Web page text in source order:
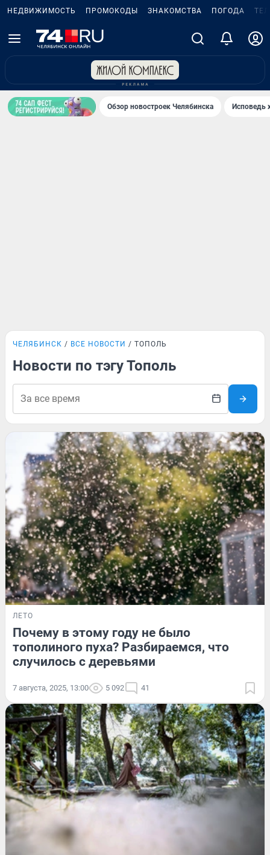
НЕДВИЖИМОСТЬ ПРОМОКОДЫ ЗНАКОМСТВА ПОГОДА
Обзор новостроек Челябинска Исповедь
ЧЕЛЯБИНСК ВСЕ НОВОСТИ ТОПОЛЬ
Новости по тэгу Тополь
ЛЕТО
Почему в этому году не было
тополиного пуха? Разбираемся, что
случилось с деревьями
7 августа, 2025, 13:00 5 092 41